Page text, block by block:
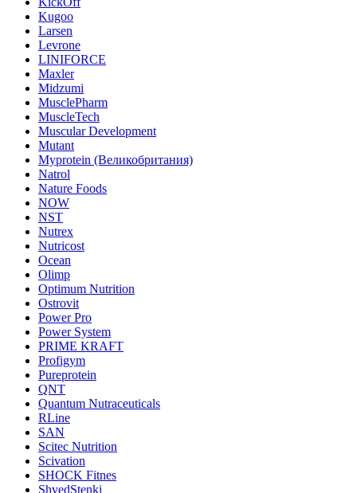
Kugoo
Larsen
Levrone
LINIFORCE
Maxler
Midzumi
MusclePharm
MuscleTech
Muscular Development
Mutant
Myprotein (Великобритания)
Natrol
Nature Foods
NOW
NST
Nutrex
Nutricost
Ocean
Olimp
Optimum Nutrition
Ostrovit
Power Pro
Power System
PRIME KRAFT
Profigym
Pureprotein
QNT
Quantum Nutraceuticals
RLine
SAN
Scitec Nutrition
Scivation
SHOCK Fitnes
ShvedStenki